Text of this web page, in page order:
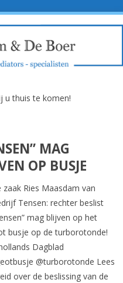
u thuis te komen!
MAG
OP BUSJE
zaak Ries Maasdam van
Tensen: rechter beslist
mag blijven op het
busje op de turborotonde!
Dagblad
@turborotonde Lees
over de beslissing van de